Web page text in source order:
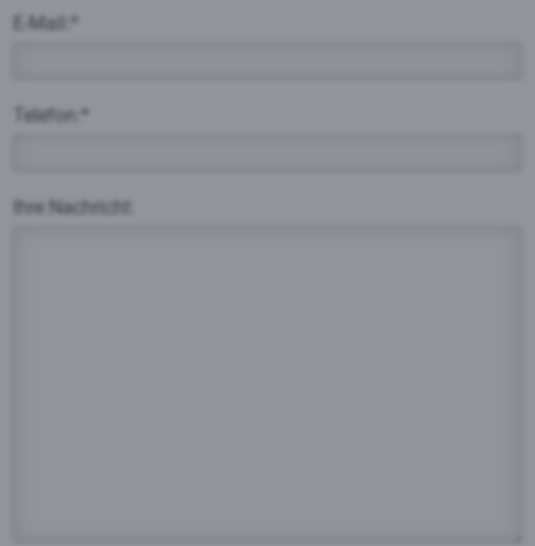
E-Mail:*
Telefon:*
Ihre Nachricht: